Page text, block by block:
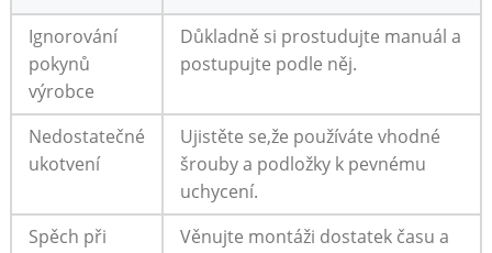
Ignorování
pokynů
výrobce
Důkladně si prostudujte manuál a
postupujte podle něj.
Nedostatečné⁢
ukotvení
Ujistěte se,že⁤ používáte‌ vhodné
šrouby​ a podložky k pevnému
uchycení.
Spěch při
Věnujte ⁢montáži dostatek času a